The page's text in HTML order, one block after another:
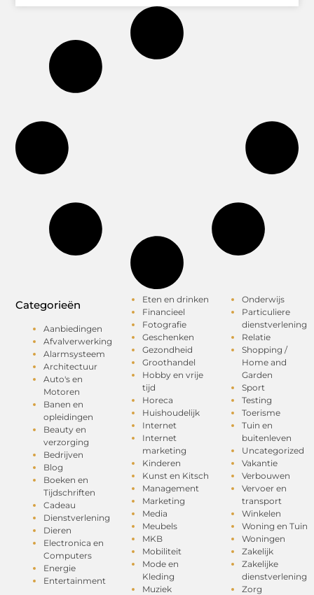
Categorieën
Aanbiedingen
Afvalverwerking
Alarmsysteem
Architectuur
Auto's en
Motoren
Banen en
opleidingen
Beauty en
verzorging
Bedrijven
Blog
Boeken en
Tijdschriften
Cadeau
Dienstverlening
Dieren
Electronica en
Computers
Energie
Entertainment
Eten en drinken
Financieel
Fotografie
Geschenken
Gezondheid
Groothandel
Hobby en vrije
tijd
Horeca
Huishoudelijk
Internet
Internet
marketing
Kinderen
Kunst en Kitsch
Management
Marketing
Media
Meubels
MKB
Mobiliteit
Mode en
Kleding
Muziek
Onderwijs
Particuliere
dienstverlening
Relatie
Shopping /
Home and
Garden
Sport
Testing
Toerisme
Tuin en
buitenleven
Uncategorized
Vakantie
Verbouwen
Vervoer en
transport
Winkelen
Woning en Tuin
Woningen
Zakelijk
Zakelijke
dienstverlening
Zorg